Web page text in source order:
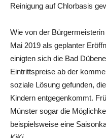
Reinigung auf Chlorbasis
Wie von der
Mai 2019 als geplanter
einigten sich die Bad
Eintrittspreise ab der
soziale Lösung gefunden,
Kindern entgegenkommt.
Münster sogar die
beispielsweise eine